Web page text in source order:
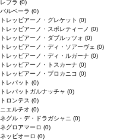
レブラ (0)
バルベーラ (0)
トレッビアーノ・グレケット (0)
トレッビアーノ・スポレティーノ (0)
トレッビアーノ・ダブルッツォ (0)
トレッビアーノ・ディ・ソアーヴェ (0)
トレッビアーノ・ディ・ルガーナ (0)
トレッビアーノ・トスカーナ (0)
トレッビアーノ・プロカニコ (0)
トレパット (0)
トレパットガルナッチャ (0)
トロンテス (0)
ニエルチオ (0)
ネグル・デ・ドラガシャニ (0)
ネグロアマーロ (0)
ネッビオーロ (0)